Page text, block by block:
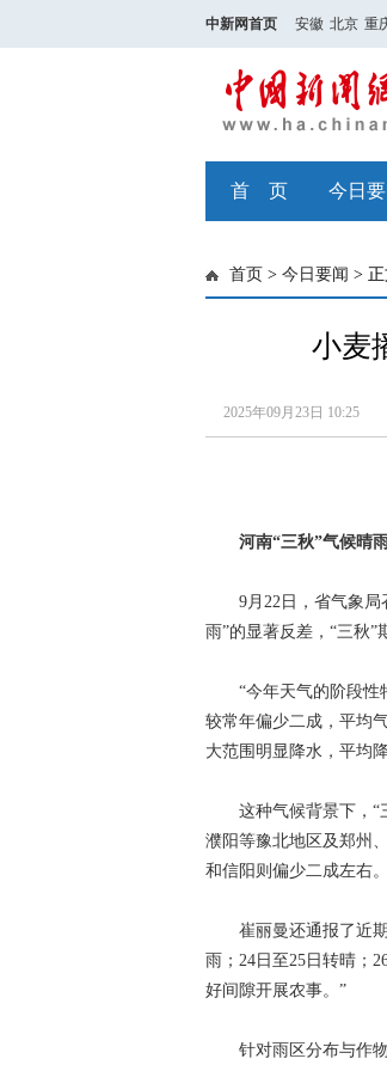
中新网首页 安徽 北京 重
首 页 今日
首页 > 今日要闻 >
小麦
2025年09月23日 10:25
河南“三秋”气候晴
9月22日，省气象局召
雨”的显著反差，“三秋
“今年天气的阶段性特
较常年偏少二成，平均
大范围明显降水，平均
这种气候背景下，“三
濮阳等豫北地区及郑州
和信阳则偏少二成左右
崔丽曼还通报了近期
雨；24日至25日转晴；
好间隙开展农事。”
针对雨区分布与作物